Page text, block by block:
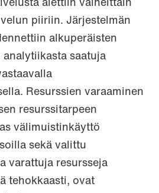
alettiin vaiheittain
piiriin. Järjestelmän
alkuperäisten
saatuja
Resurssien varaaminen
resurssitarpeen
välimuistinkäyttö
sekä valittu
varattuja resursseja
tehokkaasti, ovat